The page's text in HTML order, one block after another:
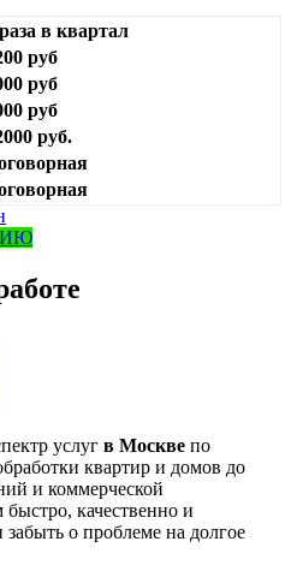
в квартал
руб
руб
руб
руб.
услуг в Москве по
квартир и домов до
и коммерческой
качественно и
о проблеме на долгое